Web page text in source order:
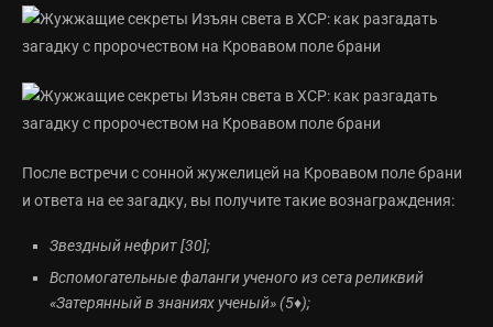
После встречи с сонной жужелицей на Кровавом поле брани
и ответа на ее загадку, вы получите такие вознаграждения:
Звездный нефрит [30];
Вспомогательные фаланги ученого из сета реликвий
«Затерянный в знаниях ученый» (5♦);